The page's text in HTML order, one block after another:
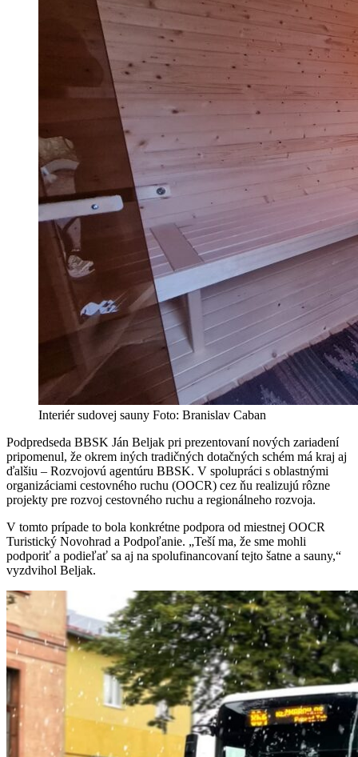
Interiér sudovej sauny Foto: Branislav Caban
Podpredseda BBSK Ján Beljak pri prezentovaní nových zariadení
pripomenul, že okrem iných tradičných dotačných schém má kraj aj
ďalšiu – Rozvojovú agentúru BBSK. V spolupráci s oblastnými
organizáciami cestovného ruchu (OOCR) cez ňu realizujú rôzne
projekty pre rozvoj cestovného ruchu a regionálneho rozvoja.
V tomto prípade to bola konkrétne podpora od miestnej OOCR
Turistický Novohrad a Podpoľanie. „Teší ma, že sme mohli
podporiť a podieľať sa aj na spolufinancovaní tejto šatne a sauny,“
vyzdvihol Beljak.